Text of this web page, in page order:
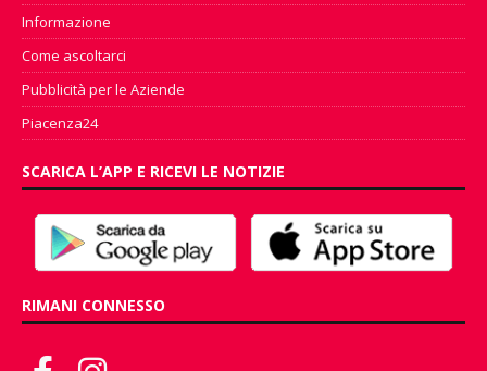
Informazione
Come ascoltarci
Pubblicità per le Aziende
Piacenza24
SCARICA L’APP E RICEVI LE NOTIZIE
RIMANI CONNESSO